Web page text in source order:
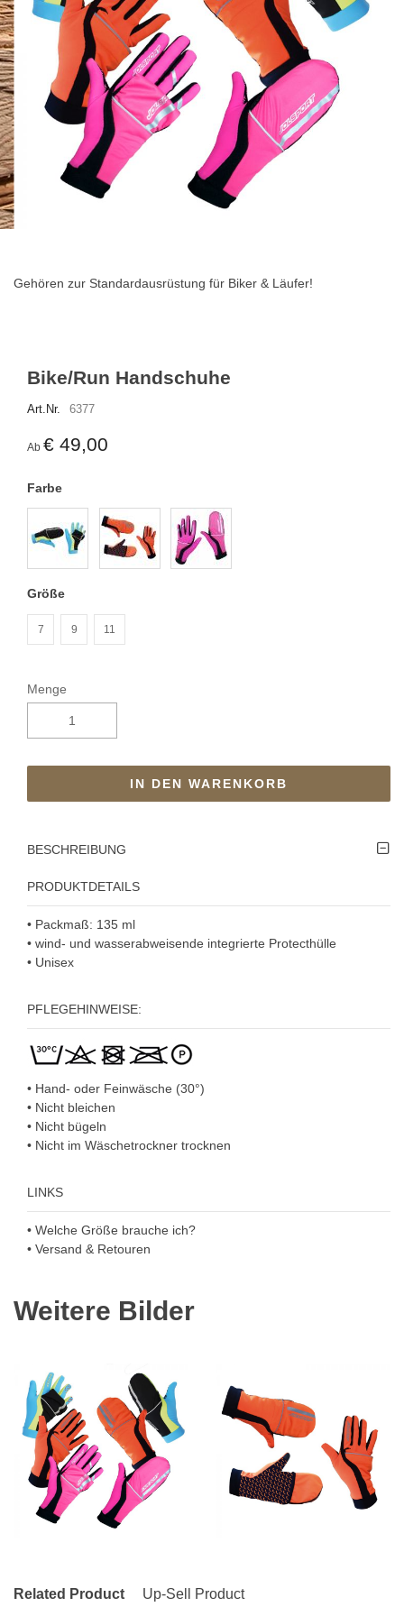
Bike/Run Handschuhe
Art.Nr. 6377
Ab € 49,00
Farbe
Größe
7 9 11
Menge
IN DEN WARENKORB
BESCHREIBUNG
PRODUKTDETAILS
• Packmaß: 135 ml
• wind- und wasserabweisende integrierte Protecthülle
• Unisex
PFLEGEHINWEISE:
• Hand- oder Feinwäsche (30°)
• Nicht bleichen
• Nicht bügeln
• Nicht im Wäschetrockner trocknen
LINKS
• Welche Größe brauche ich?
• Versand & Retouren
Gehören zur Standardausrüstung für Biker & Läufer!
Weitere Bilder
Related Product Up-Sell Product